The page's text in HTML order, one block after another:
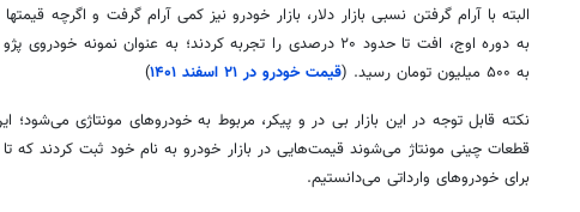
البته با آرام گرفتن نسبی بازار دلار، بازار خودرو نیز کمی آرام گرفت و اگرچه قیمتها
به ۵۰۰ میلیون تومان رسید. (
قیمت خودرو در ۲۱ اسفند ۱۴۰۱
)
نکته قابل توجه در این بازار بی در و پیکر، مربوط به خودروهای مونتاژی می‌شود؛
قطعات چینی مونتاژ می‌شوند قیمت‌هایی در بازار خودرو به نام خود ثبت کردند که
برای خودروهای وارداتی می‌دانستیم.